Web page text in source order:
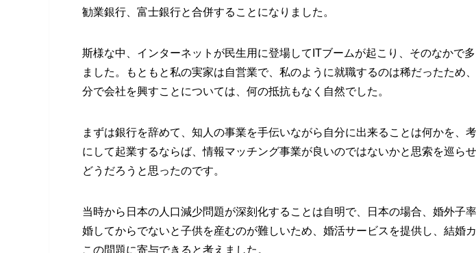
勧業銀行、富士銀行と合併することになりました。
斯様な中、インターネットが民生用に登場してITブームが起こり、そのなかで
ました。もともと私の実家は自営業で、私のように就職するのは稀だったため
分で会社を興すことについては、何の抵抗もなく自然でした。
まずは銀行を辞めて、知人の事業を手伝いながら自分に出来ることは何かを、
にして起業するならば、情報マッチング事業が良いのではないかと思索を巡ら
どうだろうと思ったのです。
当時から日本の人口減少問題が深刻化することは自明で、日本の場合、婚外子
婚してからでないと子供を産むのが難しいため、婚活サービスを提供し、結婚
この問題に寄与できると考えました。